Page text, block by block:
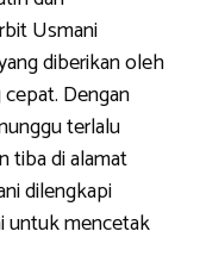
Usmani
diberikan oleh
Dengan
terlalu
tiba di alamat
dilengkapi
untuk mencetak